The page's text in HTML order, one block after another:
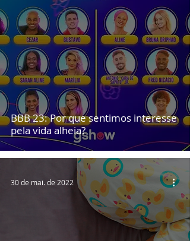
BBB 23: Por que sentimos interesse
pela vida alheia?
30 de mai. de 2022